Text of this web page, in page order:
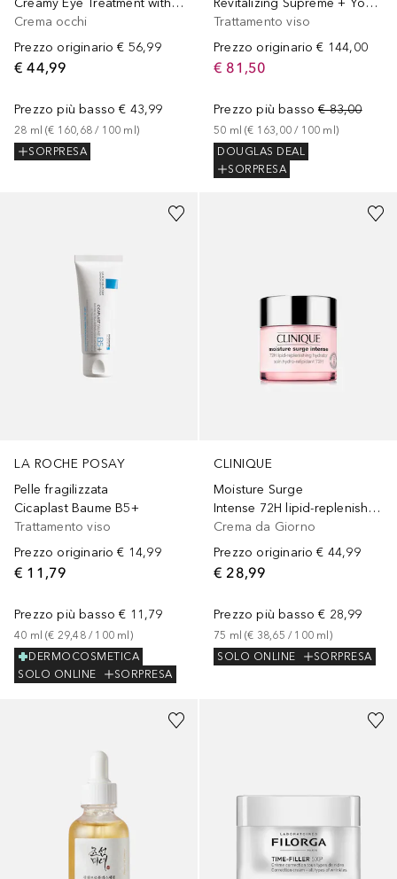
Creamy Eye Treatment with Avocado
Crema occhi
Prezzo originario € 56,99
€ 44,99
Prezzo più basso € 43,99
28 ml (€ 160,68 / 100 ml )
SORPRESA
Revitalizing Supreme + Youth Power Creme
Trattamento viso
Prezzo originario € 144,00
€ 81,50
Prezzo più basso € 83,00
50 ml (€ 163,00 / 100 ml )
DOUGLAS DEAL
SORPRESA
LA ROCHE POSAY
Pelle fragilizzata
Cicaplast Baume B5+
Trattamento viso
Prezzo originario € 14,99
€ 11,79
Prezzo più basso € 11,79
40 ml (€ 29,48 / 100 ml)
DERMOCOSMETICA
SOLO ONLINE
SORPRESA
CLINIQUE
Moisture Surge
Intense 72H lipid-replenishing Hydrator
Crema da Giorno
Prezzo originario € 44,99
€ 28,99
Prezzo più basso € 28,99
75 ml (€ 38,65 / 100 ml)
SOLO ONLINE
SORPRESA